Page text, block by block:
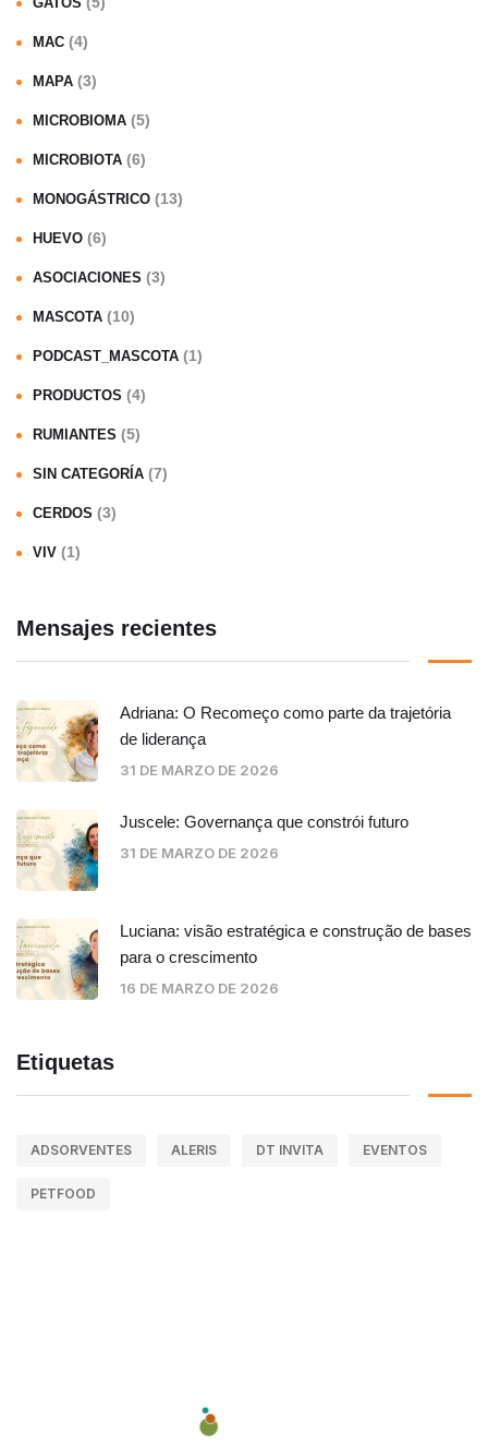
MAC (4)
MAPA (3)
MICROBIOMA (5)
MICROBIOTA (6)
MONOGÁSTRICO (13)
HUEVO (6)
ASOCIACIONES (3)
MASCOTA (10)
PODCAST_MASCOTA (1)
PRODUCTOS (4)
RUMIANTES (5)
SIN CATEGORÍA (7)
CERDOS (3)
VIV (1)
Mensajes recientes
Adriana: O Recomeço como parte da trajetória
de liderança
31 DE MARZO DE 2026
Juscele: Governança que constrói futuro
31 DE MARZO DE 2026
Luciana: visão estratégica e construção de bases
para o crescimento
16 DE MARZO DE 2026
Etiquetas
ADSORVENTES ALERIS DT INVITA EVENTOS
PETFOOD